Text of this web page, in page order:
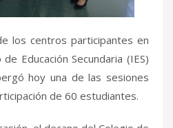
los centros participantes en
Educación Secundaria (IES)
hoy una de las sesiones
de 60 estudiantes.